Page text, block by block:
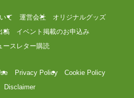
て 運営会社
オリジナルグッズ
稿
イベント掲載のお申込み
ースレター購読
Privacy Policy
Cookie Policy
Disclaimer